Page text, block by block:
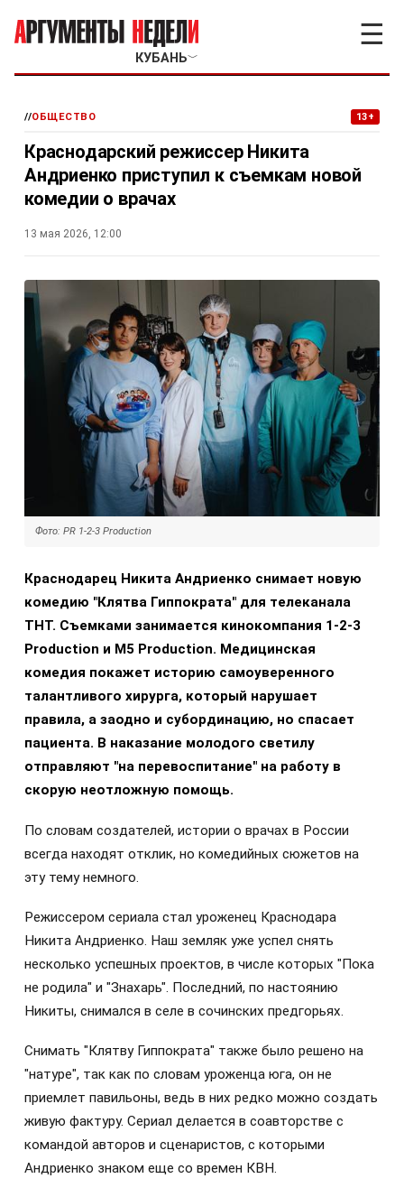
КУБАНЬ﹀
☰
//ОБЩЕСТВО 13+
Краснодарский режиссер Никита
Андриенко приступил к съемкам новой
комедии о врачах
13 мая 2026, 12:00
Фото: PR 1-2-3 Production
Краснодарец Никита Андриенко снимает новую
комедию "Клятва Гиппократа" для телеканала
ТНТ. Съемками занимается кинокомпания 1-2-3
Production и M5 Production. Медицинская
комедия покажет историю самоуверенного
талантливого хирурга, который нарушает
правила, а заодно и субординацию, но спасает
пациента. В наказание молодого светилу
отправляют "на перевоспитание" на работу в
скорую неотложную помощь.
По словам создателей, истории о врачах в России
всегда находят отклик, но комедийных сюжетов на
эту тему немного.
Режиссером сериала стал уроженец Краснодара
Никита Андриенко. Наш земляк уже успел снять
несколько успешных проектов, в числе которых "Пока
не родила" и "Знахарь". Последний, по настоянию
Никиты, снимался в селе в сочинских предгорьях.
Снимать "Клятву Гиппократа" также было решено на
"натуре", так как по словам уроженца юга, он не
приемлет павильоны, ведь в них редко можно создать
живую фактуру. Сериал делается в соавторстве с
командой авторов и сценаристов, с которыми
Андриенко знаком еще со времен КВН.